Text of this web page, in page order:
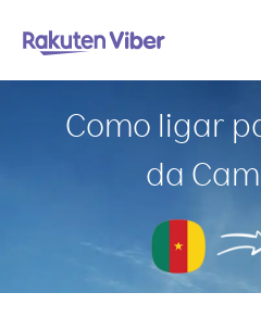
Como ligar
da